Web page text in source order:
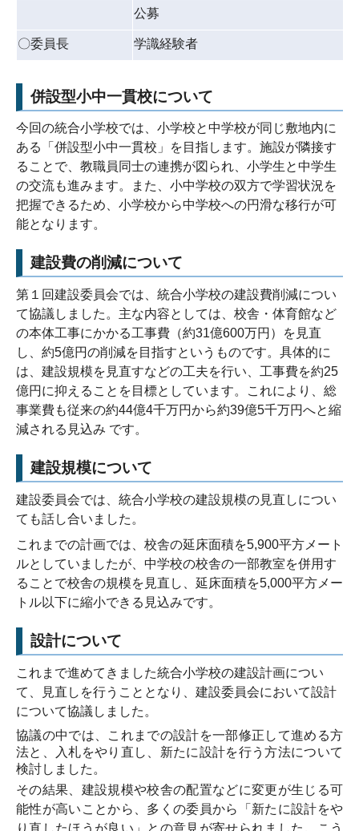
公募
〇委員長 学識経験者
併設型小中一貫校について
今回の統合小学校では、小学校と中学校が同じ敷地内に
ある「併設型小中一貫校」を目指します。 施設が隣接す
ることで、教職員同士の連携が図られ、小学生と中学生
の交流も進みます。また、小中学校の双方で学習状況を
把握できるため、小学校から中学校への円滑な移行が可
能となります。
建設費の削減について
第１回建設委員会では、統合小学校の建設費削減につい
て協議しました。主な内容としては、校舎・体育館など
の本体工事にかかる工事費（約31億600万円）を見直
し、約5億円の削減を目指すというものです。具体的に
は、建設規模を見直すなどの工夫を行い、工事費を約25
億円に抑えることを目標としています。これにより、総
事業費も従来の約44億4千万円から約39億5千万円へと縮
減される見込み です。
建設規模について
建設委員会では、統合小学校の建設規模の見直しについ
ても話し合いました。
これまでの計画では、校舎の延床面積を5,900平方メート
ルとしていましたが、中学校の校舎の一部教室を併用す
ることで校舎の規模を見直し、延床面積を5,000平方メー
トル以下に縮小できる見込みです。
設計について
これまで進めてきました統合小学校の建設計画につい
て、見直しを行うこととなり、建設委員会において設計
について協議しました。
協議の中では、これまでの設計を一部修正して進める方
法と、入札をやり直し、新たに設計を行う方法について
検討しました。
その結果、建設規模や校舎の配置などに変更が生じる可
能性が高いことから、多くの委員から「新たに設計をや
り直したほうが良い」との意見が寄せられました。こう